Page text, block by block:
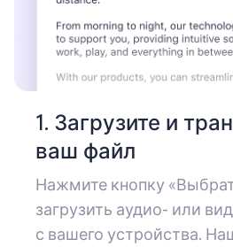
1. Загрузите и
ваш файл
Нажмите кнопку
загрузить аудио- или
с вашего устройства.